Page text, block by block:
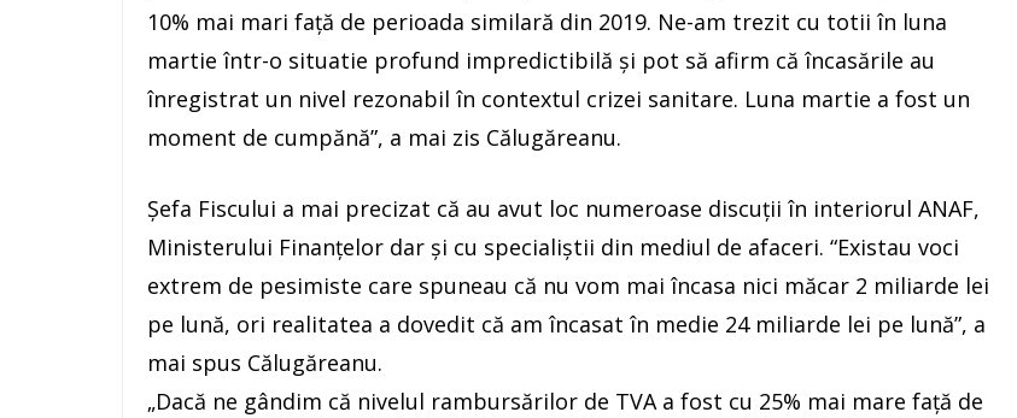
10% mai mari faţă de perioada similară din 2019. Ne-am trezit cu totii în luna
martie într-o situatie profund impredictibilă şi pot să afirm că încasările au
înregistrat un nivel rezonabil în contextul crizei sanitare. Luna martie a fost un
moment de cumpănă”, a mai zis Călugăreanu.
Şefa Fiscului a mai precizat că au avut loc numeroase discuţii în interiorul ANAF,
Ministerului Finanţelor dar şi cu specialiştii din mediul de afaceri. “Existau voci
extrem de pesimiste care spuneau că nu vom mai încasa nici măcar 2 miliarde lei
pe lună, ori realitatea a dovedit că am încasat în medie 24 miliarde lei pe lună”, a
mai spus Călugăreanu.
„Dacă ne gândim că nivelul rambursărilor de TVA a fost cu 25% mai mare faţă de